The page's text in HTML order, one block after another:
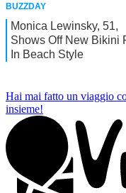
Hai mai fatto un viaggio
insieme!